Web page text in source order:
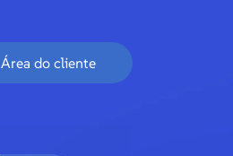
Área do cliente